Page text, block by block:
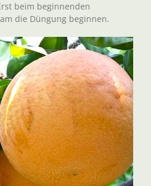
beim beginnenden
die Düngung beginnen.